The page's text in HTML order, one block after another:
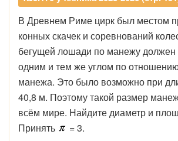
В Древнем Риме цирк был местом
конных скачек и соревнований
бегущей лошади по манежу должен
одним и тем же углом по
манежа. Это было возможно при
40,8 м. Поэтому такой размер
всём мире. Найдите диаметр и
Принять
= 3.